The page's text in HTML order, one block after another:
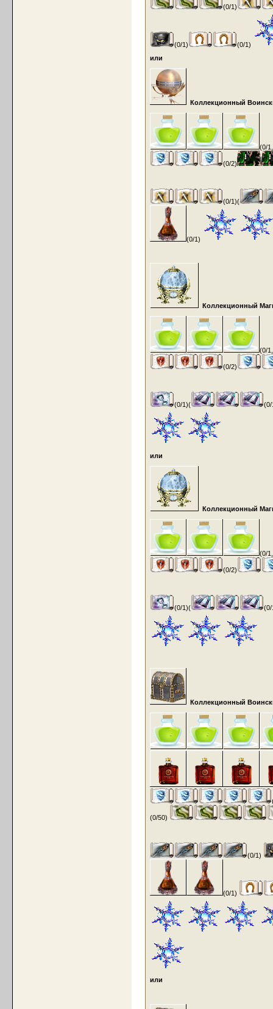
(0/1)
(0/1)
(0/1)
или
Коллекционный
(0/
(0/2)
(0/1)(
(0/1)
Коллекционный
(0/
(0/2)
(0/1)(
или
Коллекционный
(0/
(0/2)
(0/1)(
Коллекционный
(0/50)
(0/1)
(0/1)
или